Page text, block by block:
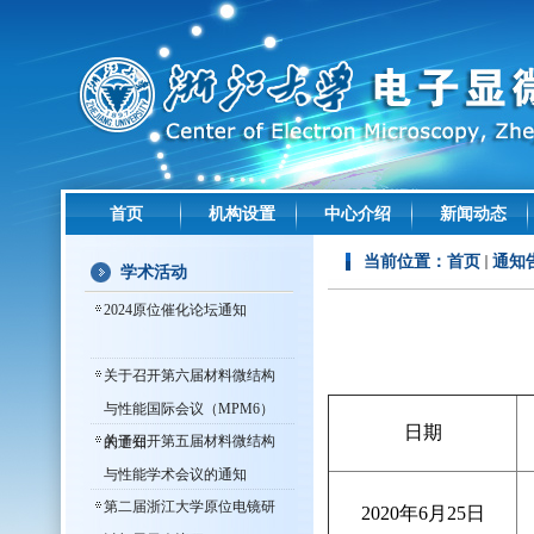
首页 机构设置 中心介绍 新闻动态
学术活动
2024原位催化论坛通知
关于召开第六届材料微结构
与性能国际会议（MPM6）
的通知
关于召开第五届材料微结构
与性能学术会议的通知
第二届浙江大学原位电镜研
当前位置： 首页 通知
日期
2020年6月25日